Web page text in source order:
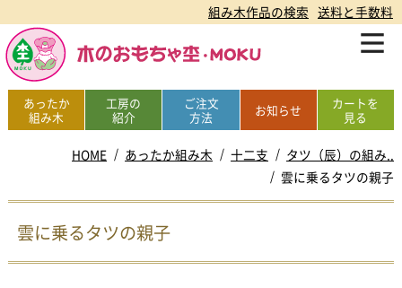
組み木作品の検索 送料と手数料
あったか
組み木
工房の
紹介
ご注文
方法
お知らせ
カートを
見る
HOME あったか組み木 十二支
タツ（辰）の組み..
雲に乗るタツの親子
雲に乗るタツの親子